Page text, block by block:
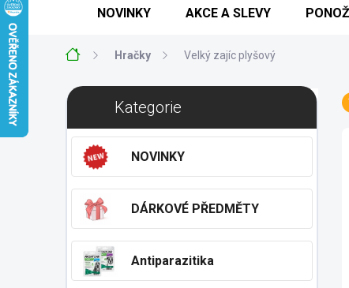
NOVINKY AKCE A SLEVY
Domů Hračky Velký zajíc plyšový
P
s
Přeskočit
kategorieKategorie
NOVINKY
DÁRKOVÉ PŘEDMĚTY
Antiparazitika